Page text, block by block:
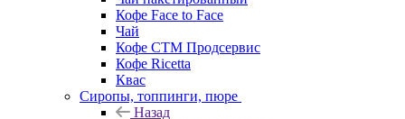
Кофе Face to Face
Чай
Кофе СТМ Продсервис
Кофе Ricetta
Квас
Сиропы, топпинги, пюре
Назад